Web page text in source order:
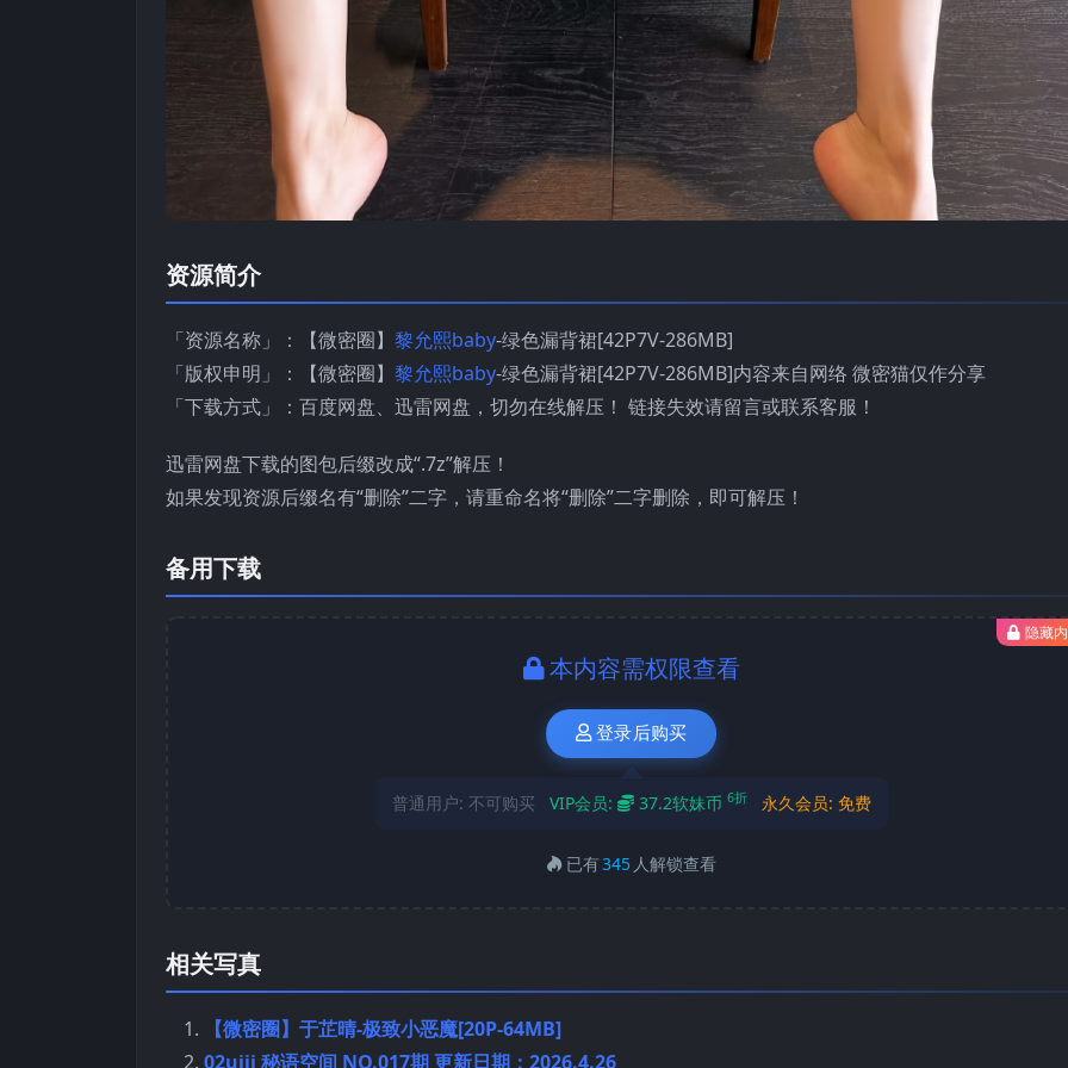
资源简介
「资源名称」：【微密圈】 黎允熙baby-绿色漏背裙[42P7V-286MB]
「版权申明」：【微密圈】 黎允熙baby-绿色漏背裙[42P7V-286MB]内容来自网络 微密猫仅作分享
「下载方式」：百度网盘、迅雷网盘，切勿在线解压！ 链接失效请留言或联系客服！
迅雷网盘下载的图包后缀改成“.7z”解压！
如果发现资源后缀名有“删除”二字，请重命名将“删除”二字删除，即可解压！
备用下载
隐藏
本内容需权限查看
登录后购买
普通用户: 不可购买 VIP会员: 37.2软妹币 6折 永久会员: 免费
已有345 人解锁查看
相关写真
【微密圈】于芷晴-极致小恶魔[20P-64MB]
02uiii 秘语空间 NO.017期 更新日期：2026.4.26